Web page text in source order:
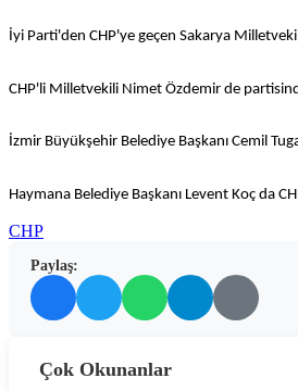
İyi Parti'den CHP'ye geçen Sakarya
CHP'li Milletvekili Nimet Özdemir de
İzmir Büyükşehir Belediye Başkanı Cemil
Haymana Belediye Başkanı Levent Koç da
CHP
Paylaş:
Çok Okunanlar